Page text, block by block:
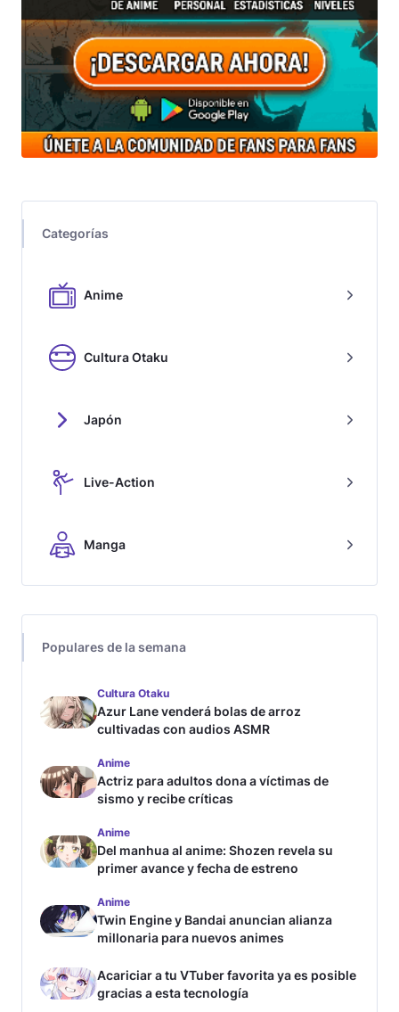
Categorías
Anime
Cultura Otaku
Japón
Live-Action
Manga
Populares de la semana
Cultura Otaku
Azur Lane venderá bolas de arroz
cultivadas con audios ASMR
Anime
Actriz para adultos dona a víctimas de
sismo y recibe críticas
Anime
Del manhua al anime: Shozen revela su
primer avance y fecha de estreno
Anime
Twin Engine y Bandai anuncian alianza
millonaria para nuevos animes
Acariciar a tu VTuber favorita ya es posible
gracias a esta tecnología